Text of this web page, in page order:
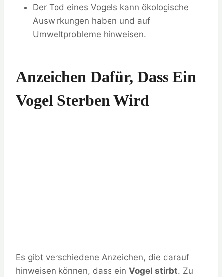
Der Tod eines Vogels kann ökologische
Auswirkungen haben und auf
Umweltprobleme hinweisen.
Anzeichen Dafür, Dass Ein
Vogel Sterben Wird
Es gibt verschiedene Anzeichen, die darauf
hinweisen können, dass ein Vogel stirbt. Zu